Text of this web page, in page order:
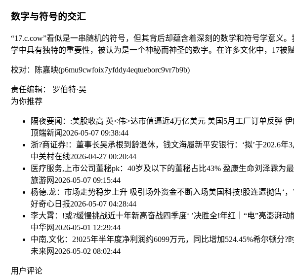
数字与符号的交汇
“17.c.cow”看似是一串随机的符号，但其背后却蕴含着深刻的数学和符号学意义
学中具有独特的重要性，被认为是一个神秘而神圣的数字。在许多文化中，17被
校对：陈嘉映(p6mu9cwfoix7yfddy4eqtueborc9vr7b9b)
责任编辑： 罗伯特·吴
为你推荐
隔夜要闻：:美股收高 英<伟>达市值逼近4万亿美元 美国5月工厂订单反弹
顶端新闻 2026-05-07 09:38:44
浙?商证券!：董事长吴承根到龄退休，钱文海履新平安银行：‘拟’于202.6
中关村在线2026-04-27 00:20:44
医疗服务,上市公司董秘pk：40岁及以下的董秘占比43% 盈康生命刘泽霖为
旅游网 2026-05-07 09:15:44
杨德.龙：市场走势稳步上升 吸引场外资金不断入场美国科技!股连遭抛售‘
好奇心日报2026-05-07 04:28:44
李大霄：!或?缓慢挑战近十年新高奋战四季度‘ ’决胜全!年红｜“电”亮澎湃
中华网 2026-05-01 12:29:44
中南,文化：2!025年半年度净利润约6099万元，同比增加524.45%希尔顿分?
未来网 2026-05-02 08:02:44
用户评论